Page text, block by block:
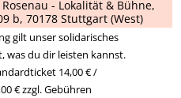
Rosenau - Lokalität & Bühne,
b, 70178 Stuttgart (West)
gilt unser solidarisches
was du dir leisten kannst.
14,00 € /
€ zzgl. Gebühren